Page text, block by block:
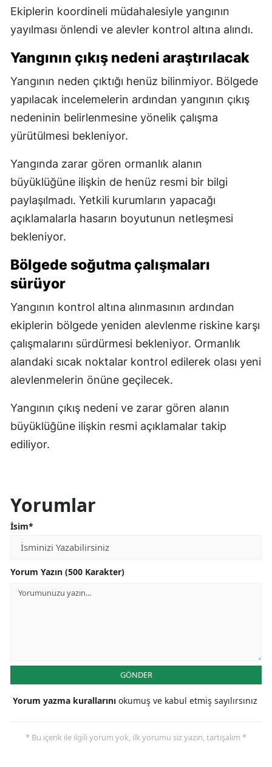
Ekiplerin koordineli müdahalesiyle yangının
yayılması önlendi ve alevler kontrol altına alındı.
Yangının çıkış nedeni araştırılacak
Yangının neden çıktığı henüz bilinmiyor. Bölgede
yapılacak incelemelerin ardından yangının çıkış
nedeninin belirlenmesine yönelik çalışma
yürütülmesi bekleniyor.
Yangında zarar gören ormanlık alanın
büyüklüğüne ilişkin de henüz resmi bir bilgi
paylaşılmadı. Yetkili kurumların yapacağı
açıklamalarla hasarın boyutunun netleşmesi
bekleniyor.
Bölgede soğutma çalışmaları
sürüyor
Yangının kontrol altına alınmasının ardından
ekiplerin bölgede yeniden alevlenme riskine karşı
çalışmalarını sürdürmesi bekleniyor. Ormanlık
alandaki sıcak noktalar kontrol edilerek olası yeni
alevlenmelerin önüne geçilecek.
Yangının çıkış nedeni ve zarar gören alanın
büyüklüğüne ilişkin resmi açıklamalar takip
ediliyor.
Yorumlar
İsim*
Yorum Yazın (500 Karakter)
GÖNDER
Yorum yazma kurallarını okumuş ve kabul etmiş sayılırsınız
* Bu içerik ile ilgili yorum yok, ilk yorumu siz yazın, tartışalım *